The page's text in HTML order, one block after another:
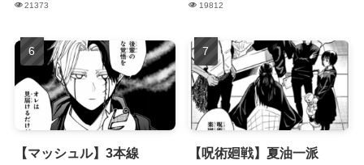
21373 19812
【マッシュル】3本線 【呪術廻戦】夏油一派